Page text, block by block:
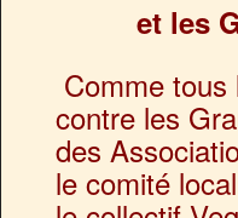
et les
Comme
contre les
des
le comité